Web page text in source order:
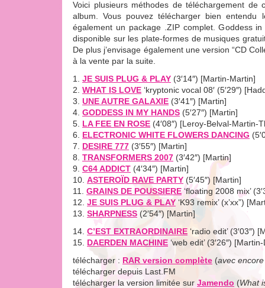
Voici plusieurs méthodes de téléchargement de
album. Vous pouvez télécharger bien
également un package .ZIP complet. Goddess
disponible sur les plate-formes de musiques
De plus j’envisage également une version “CD
à la vente par la suite.
1. JE SUIS PLUG & PLAY (3′14″) [Martin-Martin]
2. WHAT IS LOVE ‘kryptonic vocal 08′ (5′29″)
3. UNE AUTRE GALAXIE (3′41″) [Martin]
4. GODDESS IN MY HANDS (5′27″) [Martin]
5. LA FEE EN ROSE (4′08″) [Leroy-Belval-Martin-
6. ELECTRONIC WHITE FLOWERS DANCING
7. DESIRE 777 (3′55″) [Martin]
8. TRANSFORMERS 2007 (3′42″) [Martin]
9. C64 ADDICT (4′34″) [Martin]
10. ASTEROÏD RAVE PARTY (5′45″) [Martin]
11. GRAINS DE POUSSIERE‘floating 2008 mix’
12. JE SUIS PLUG & PLAY ‘K93 remix’ (x’xx”)
13. SHARPNESS (2′54″) [Martin]
14. C’EST EXTRAORDINAIRE ‘radio edit’ (3′03″)
15. DAERDEN MACHINE ‘web edit’ (3′26″)
télécharger : RAR version complète (avec
télécharger depuis Last.FM
télécharger la version limitée sur Jamendo (What